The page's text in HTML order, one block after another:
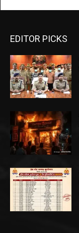
EDITOR PICKS